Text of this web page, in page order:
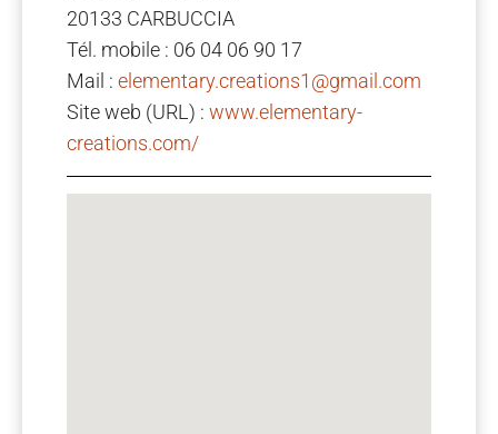
20133 CARBUCCIA
Tél. mobile : 06 04 06 90 17
Mail : elementary.creations1@gmail.com
Site web (URL) : www.elementary-
creations.com/